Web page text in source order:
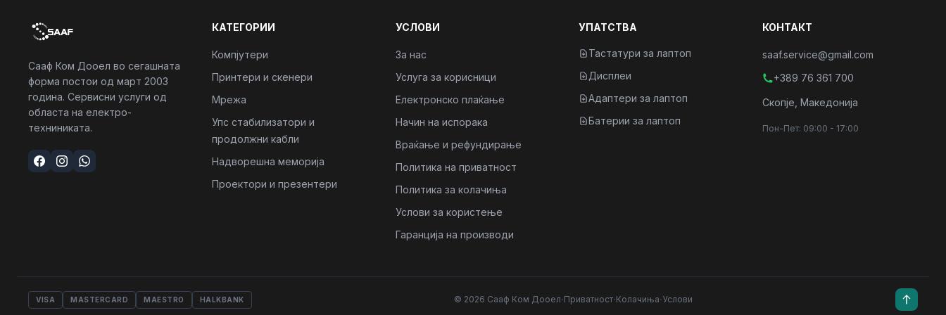
Сааф Ком Дооел во сегашната
форма постои од март 2003
година. Сервисни услуги од
областа на електро-
техниниката.
КАТЕГОРИИ
Компјутери
Принтери и скенери
Мрежа
Упс стабилизатори и
продолжни кабли
Надворешна меморија
Проектори и презентери
УСЛОВИ
За нас
Услуга за корисници
Електронско плаќање
Начин на испорака
Враќање и рефундирање
Политика на приватност
Политика за колачиња
Услови за користење
Гаранција на производи
УПАТСТВА
Тастатури за лаптоп
Дисплеи
Адаптери за лаптоп
Батерии за лаптоп
КОНТАКТ
saaf.service@gmail.com
+389 76 361 700
Скопје, Македонија
Пон-Пет: 09:00 - 17:00
VISA MASTERCARD MAESTRO HALKBANK © 2026 Сааф Ком Дооел·Приватност·Колачиња·Услови